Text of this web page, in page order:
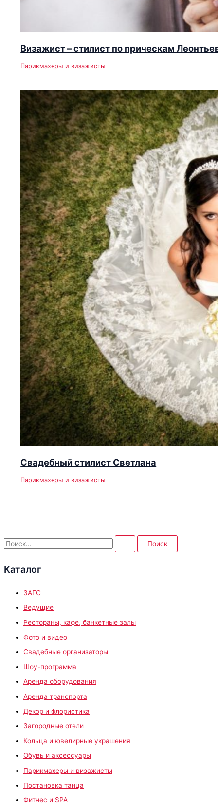
Визажист – стилист по прическам
Парикмахеры и визажисты
Свадебный стилист Светлана
Парикмахеры и визажисты
П
и
Каталог
ЗАГС
Ведущие
Рестораны, кафе, банкетные залы
Фото и видео
Свадебные организаторы
Шоу-программа
Аренда оборудования
Аренда транспорта
Декор и флористика
Загородные отели
Кольца и ювелирные украшения
Обувь и аксессуары
Парикмахеры и визажисты
Постановка танца
Фитнес и SPA